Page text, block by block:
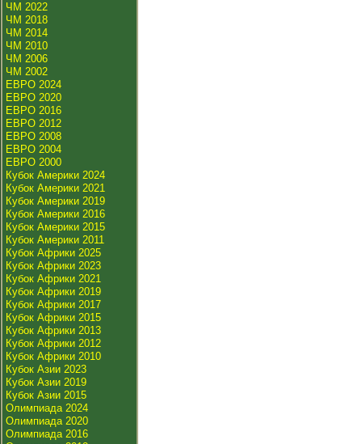
ЧМ 2022
ЧМ 2018
ЧМ 2014
ЧМ 2010
ЧМ 2006
ЧМ 2002
ЕВРО 2024
ЕВРО 2020
ЕВРО 2016
ЕВРО 2012
ЕВРО 2008
ЕВРО 2004
ЕВРО 2000
Кубок Америки 2024
Кубок Америки 2021
Кубок Америки 2019
Кубок Америки 2016
Кубок Америки 2015
Кубок Америки 2011
Кубок Африки 2025
Кубок Африки 2023
Кубок Африки 2021
Кубок Африки 2019
Кубок Африки 2017
Кубок Африки 2015
Кубок Африки 2013
Кубок Африки 2012
Кубок Африки 2010
Кубок Азии 2023
Кубок Азии 2019
Кубок Азии 2015
Олимпиада 2024
Олимпиада 2020
Олимпиада 2016